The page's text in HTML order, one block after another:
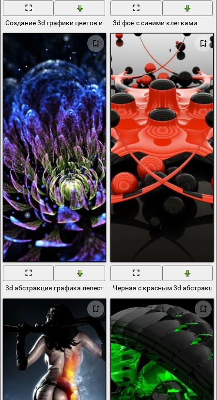
Создание 3d графики цветов и цветочных узоров
3d фон с синими клетками
3d абстракция графика лепестки цветовЧерная с красным 3d